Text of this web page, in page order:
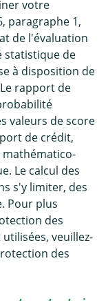
votre
paragraphe 1,
de l'évaluation
statistique de
à disposition de
rapport de
valeurs de score
de crédit,
mathématico-
Le calcul des
s'y limiter, des
Pour plus
des
veuillez-
des